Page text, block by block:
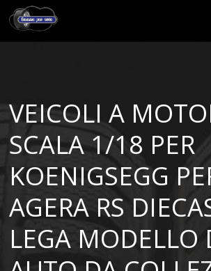
MISURE GOMME
BLOG
SHOP
VEICOLI A
SCALA 1/18 PER
KOENIGSEGG
AGERA RS
LEGA MODELLO